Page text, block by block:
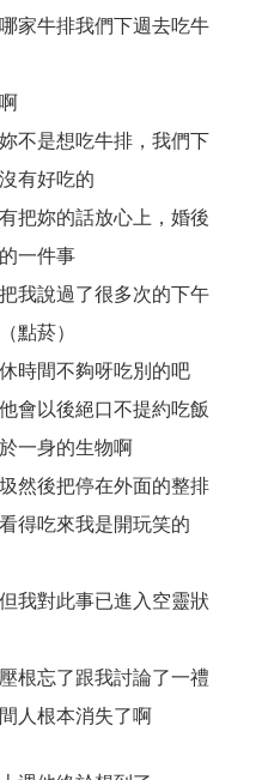
家牛排我們下週去吃牛
不是想吃牛排，我們下
有好吃的
把妳的話放心上，婚後
一件事
我說過了很多次的下午
點菸）
時間不夠呀吃別的吧
會以後絕口不提約吃飯
一身的生物啊
然後把停在外面的整排
得吃來我是開玩笑的
我對此事已進入空靈狀
根忘了跟我討論了一禮
人根本消失了啊